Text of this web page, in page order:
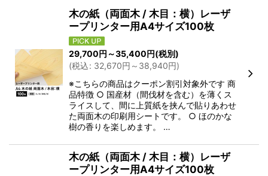
絞り込む
木の紙（両面木 / 木目：横）レーザ
ープリンター用A4サイズ100枚
29,700円 ～35,400円(税別)
(税込: 32,670円 ～38,940円)
※こちらの商品はクーポン割引対象外です 商
品特徴 ○ 国産材（間伐材を含む）を薄くス
ライスして、間に上質紙を挟んで貼りあわせ
た両面木の印刷用シートです。 ○ ほのかな
樹の香りを楽しめます。 …
木の紙（両面木 / 木目：横）レーザ
ープリンター用A4サイズ100枚